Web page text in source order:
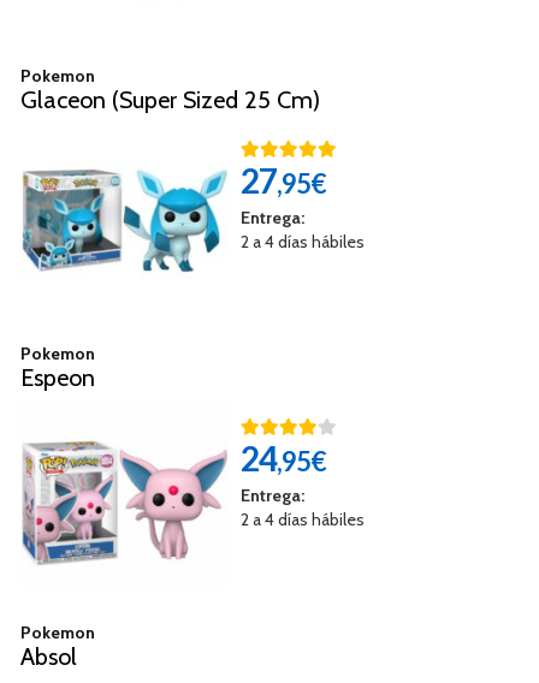
Pokemon
Glaceon (Super Sized 25 Cm)
27,95€
Entrega:
2 a 4 días hábiles
Pokemon
Espeon
24,95€
Entrega:
2 a 4 días hábiles
Pokemon
Absol